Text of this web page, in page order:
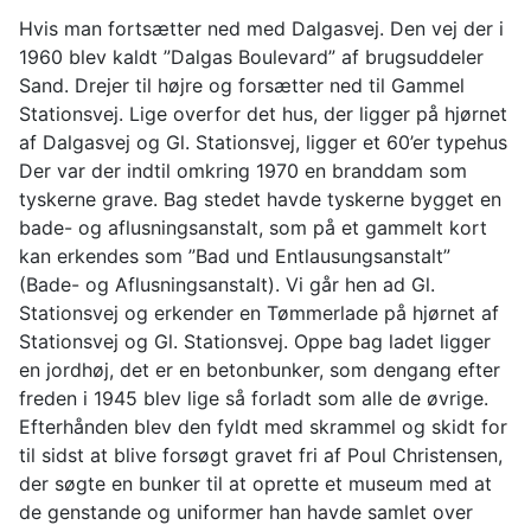
Hvis man fortsætter ned med Dalgasvej. Den vej der i
1960 blev kaldt ”Dalgas Boulevard” af brugsuddeler
Sand. Drejer til højre og forsætter ned til Gammel
Stationsvej. Lige overfor det hus, der ligger på hjørnet
af Dalgasvej og Gl. Stationsvej, ligger et 60’er typehus
Der var der indtil omkring 1970 en branddam som
tyskerne grave. Bag stedet havde tyskerne bygget en
bade- og aflusningsanstalt, som på et gammelt kort
kan erkendes som ”Bad und Entlausungsanstalt”
(Bade- og Aflusningsanstalt). Vi går hen ad Gl.
Stationsvej og erkender en Tømmerlade på hjørnet af
Stationsvej og Gl. Stationsvej. Oppe bag ladet ligger
en jordhøj, det er en betonbunker, som dengang efter
freden i 1945 blev lige så forladt som alle de øvrige.
Efterhånden blev den fyldt med skrammel og skidt for
til sidst at blive forsøgt gravet fri af Poul Christensen,
der søgte en bunker til at oprette et museum med at
de genstande og uniformer han havde samlet over